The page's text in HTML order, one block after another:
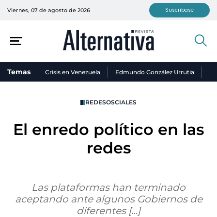
Viernes, 07 de agosto de 2026 Suscríbase
Temas Crisis en Venezuela Edmundo González Urrutia
REDESOSCIALES
El enredo político en las
redes
Las plataformas han terminado
aceptando ante algunos Gobiernos de
diferentes […]